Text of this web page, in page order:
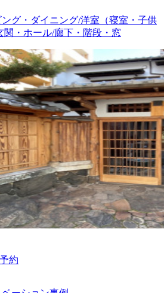
グ・ダイニング/洋室（寝室・子供
関・ホール/廊下・階段・窓
約